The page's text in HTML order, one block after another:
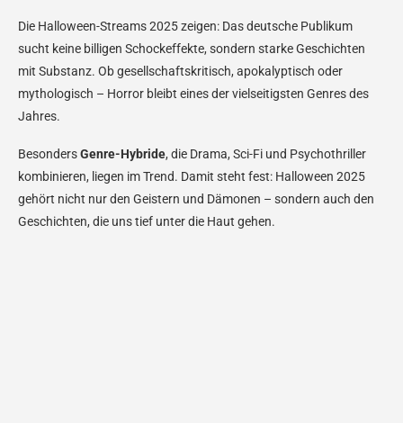
Die Halloween-Streams 2025 zeigen: Das deutsche Publikum
sucht keine billigen Schockeffekte, sondern starke Geschichten
mit Substanz. Ob gesellschaftskritisch, apokalyptisch oder
mythologisch – Horror bleibt eines der vielseitigsten Genres des
Jahres.
BesondersGenre-Hybride, die Drama, Sci-Fi und Psychothriller
kombinieren, liegen im Trend. Damit steht fest: Halloween 2025
gehört nicht nur den Geistern und Dämonen – sondern auch den
Geschichten, die uns tief unter die Haut gehen.